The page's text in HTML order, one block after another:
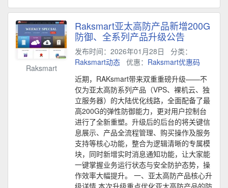
Raksmart
Raksmart亚太高防产品新增200G
防御、全系列产品升级公告
发布时间：2026年01月28日
分类：
Raksmart动态 优惠： Raksmart优惠码
近期，RAKsmart带来双重重磅升级——不
仅为亚太高防系列产品（VPS、裸机云、独
立服务器）的大陆优化线路，全面配备了最
高200G的弹性防御能力，更对用户控制台
进行了全新重塑。升级后的后台的将关键信
息展示、产品全流程管理、购买操作及服务
支持等核心功能，整合为逻辑清晰的专属模
块，同时新增实时消息通知功能，让大家能
一键掌握业务运行状态与安全防护态势，操
作效率大幅提升。 一、亚太高防产品核心升
级详情 本次升级重点优化亚太高防产品的防